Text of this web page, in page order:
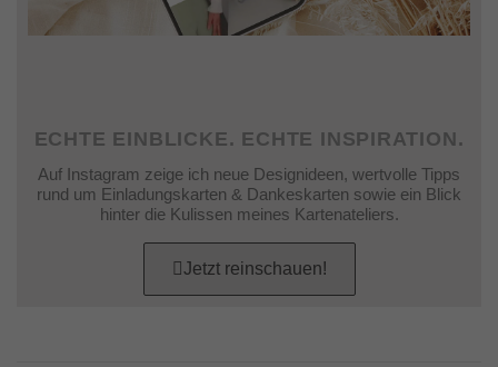
ECHTE EINBLICKE. ECHTE INSPIRATION.
Auf Instagram zeige ich neue Designideen, wertvolle Tipps
rund um Einladungskarten & Dankeskarten sowie ein Blick
hinter die Kulissen meines Kartenateliers.
Jetzt reinschauen!